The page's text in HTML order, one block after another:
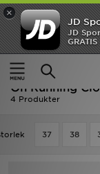
×
JD
JD
Ny termin, ny stil
Hem
On Running
On Running
4 Produkter
37 38
Hem
Rea
Nyheter